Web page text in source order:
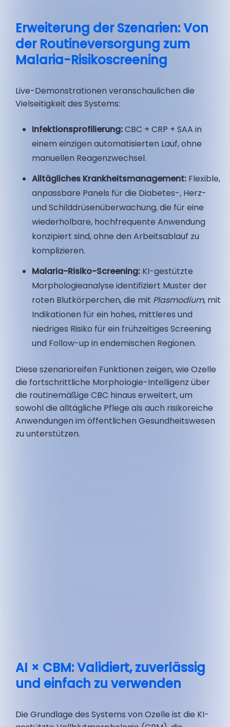
Erweiterung der Szenarien: Von
der Routineversorgung zum
Malaria-Risikoscreening
Live-Demonstrationen veranschaulichen die
Vielseitigkeit des Systems:
Infektionsprofilierung:CBC + CRP + SAA in
einem einzigen automatisierten Lauf, ohne
manuellen Reagenzwechsel.
Alltägliches Krankheitsmanagement: Flexible,
anpassbare Panels für die Diabetes-, Herz-
und Schilddrüsenüberwachung, die für eine
wiederholbare, hochfrequente Anwendung
konzipiert sind, ohne den Arbeitsablauf zu
komplizieren.
Malaria-Risiko-Screening: KI-gestützte
Morphologieanalyse identifiziert Muster der
roten Blutkörperchen, die mit Plasmodium, mit
Indikationen für ein hohes, mittleres und
niedriges Risiko für ein frühzeitiges Screening
und Follow-up in endemischen Regionen.
Diese szenarioreifen Funktionen zeigen, wie Ozelle
die fortschrittliche Morphologie-Intelligenz über
die routinemäßige CBC hinaus erweitert, um
sowohl die alltägliche Pflege als auch risikoreiche
Anwendungen im öffentlichen Gesundheitswesen
zu unterstützen.
AI × CBM: Validiert, zuverlässig
und einfach zu verwenden
Die Grundlage des Systems von Ozelle ist die KI-